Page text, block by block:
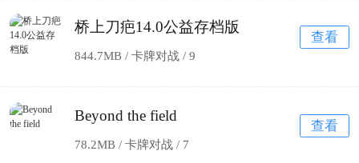
桥上刀疤14.0公益存档版
844.7MB / 卡牌对战 /9
查看
Beyond the field
78.2MB / 卡牌对战 / 7
查看